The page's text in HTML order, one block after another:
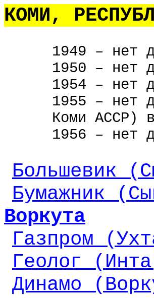
КОМИ,
1949 – нет
1950 – нет
1954 – нет
1955 – нет
Коми АССР)
1956 – нет
Большевик
Бумажник
Воркута
Газпром
Геолог
Динамо